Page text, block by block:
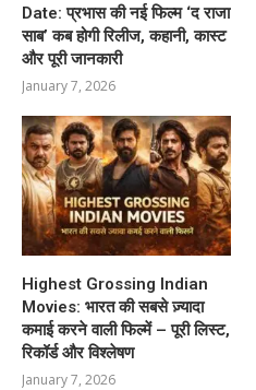
Date: प्रभास की नई फिल्म ‘द राजा
साब’ कब होगी रिलीज, कहानी, कास्ट
और पूरी जानकारी
January 7, 2026
Highest Grossing Indian
Movies: भारत की सबसे ज़्यादा
कमाई करने वाली फिल्में – पूरी लिस्ट,
रिकॉर्ड और विश्लेषण
January 7, 2026